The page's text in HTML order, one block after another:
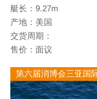
艇长：9.27m
产地：美国
交货周期：
售价：面议
第六届消博会三亚国